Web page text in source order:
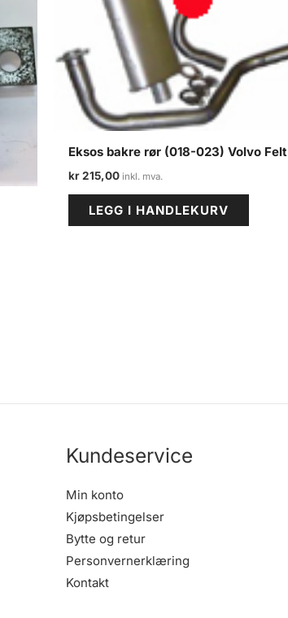
Eksos bakre rør (018-023) Volvo Felt
kr215,00
LEGG I HANDLEKURV
Kundeservice
Min konto
Kjøpsbetingelser
Bytte og retur
Personvernerklæring
Kontakt